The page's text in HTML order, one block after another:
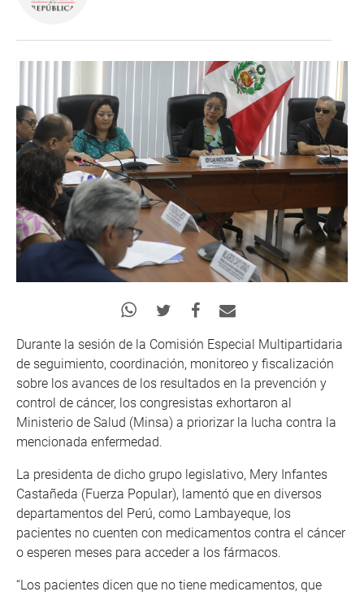
Durante la sesión de la Comisión Especial Multipartidaria
de seguimiento, coordinación, monitoreo y fiscalización
sobre los avances de los resultados en la prevención y
control de cáncer, los congresistas exhortaron al
Ministerio de Salud (Minsa) a priorizar la lucha contra la
mencionada enfermedad.
La presidenta de dicho grupo legislativo, Mery Infantes
Castañeda (Fuerza Popular), lamentó que en diversos
departamentos del Perú, como Lambayeque, los
pacientes no cuenten con medicamentos contra el cáncer
o esperen meses para acceder a los fármacos.
“Los pacientes dicen que no tiene medicamentos, que